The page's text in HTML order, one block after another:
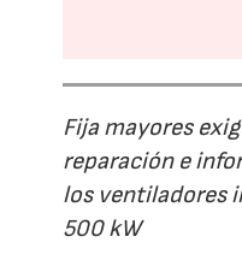
Fija mayores
reparación e
los ventiladores
500 kW